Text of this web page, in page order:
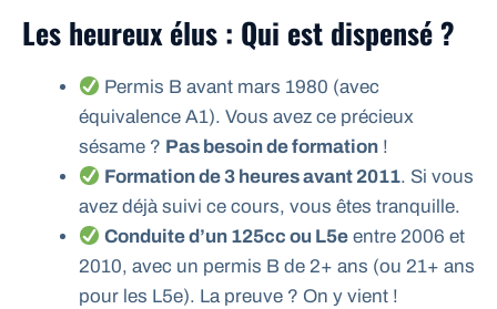
Les heureux élus : Qui est dispensé ?
Permis B avant mars 1980 (avec
équivalence A1). Vous avez ce précieux
sésame ? Pas besoin de formation !
Formation de 3 heures avant 2011. Si vous
avez déjà suivi ce cours, vous êtes tranquille.
Conduite d’un 125cc ou L5e entre 2006 et
2010, avec un permis B de 2+ ans (ou 21+ ans
pour les L5e). La preuve ? On y vient !